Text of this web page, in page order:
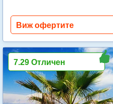
Виж офертите
7.29 Отличен